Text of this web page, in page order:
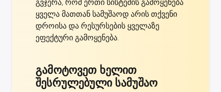
ყველა მათთან სამუშაოდ არის თქვენი
დროისა და რესურსების ყველაზე
ეფექტური გამოყენება.
გამოტოვეთ ხელით
შესრულებული სამუშაო